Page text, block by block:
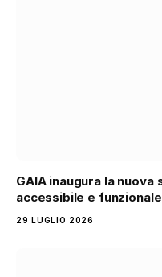
GAIA inaugura la
accessibile e funzionale
29 LUGLIO 2026